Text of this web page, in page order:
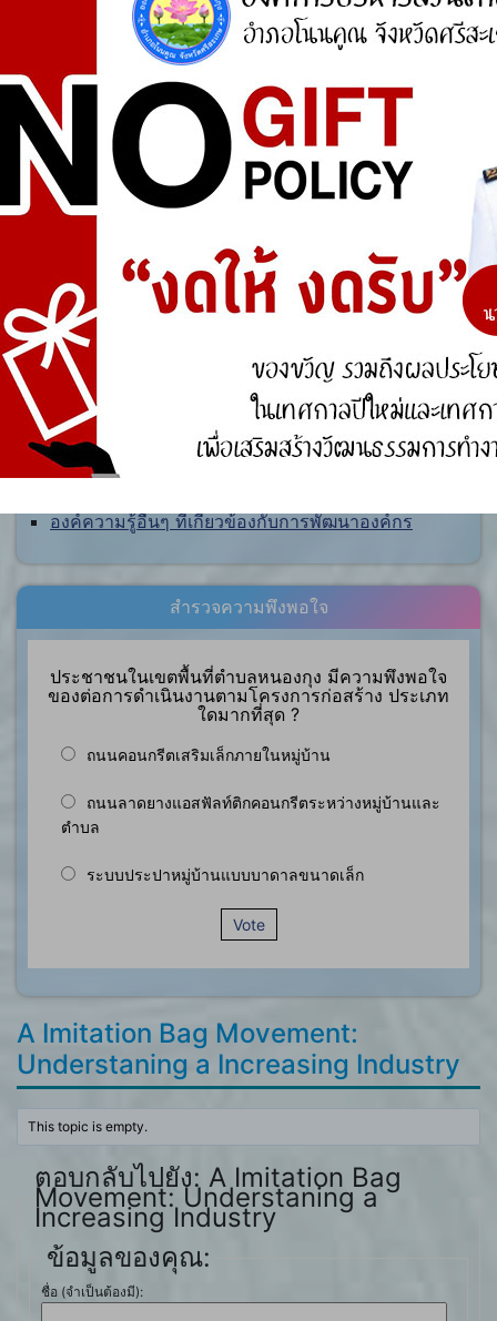
ศูนย์ร้องเรียน
สำนักงานคณะกรรมการป้องกันและปราบปรามการ
ทุจริตแห่งชาติ (ป.ป.ช.)
ทุจริตในภาครัฐ
องค์ความรู้ที่สนับสนุน วิสัยทัศน์ พันธกิจ ยุทธศาสตร์
ขององค์กร
องค์ความรู้จากประสบการณ์ที่องค์กรได้สั่งสมมา
องค์ความรู้ที่ใช้แก้ไขปัญหาที่องค์กรประสบอยู่ใน
องค์ความรู้อื่นๆ ที่เกี่ยวข้องกับการพัฒนาองค์กร
สำรวจความพึงพอใจ
ประชาชนในเขตพื้นที่ตำบลหนองกุง มีความพึงพอใจ
ของต่อการดำเนินงานตามโครงการก่อสร้าง ประเภท
ใดมากที่สุด ?
ถนนคอนกรีตเสริมเล็กภายในหมู่บ้าน
ถนนลาดยางแอสฟัลท์ติกคอนกรีตระหว่างหมู่บ้านและ
ตำบล
ระบบประปาหมู่บ้านแบบบาดาลขนาดเล็ก
Vote
A Imitation Bag Movement:
Understaning a Increasing Industry
This topic is empty.
ตอบกลับไปยัง: A Imitation Bag
Movement: Understaning a
Increasing Industry
ข้อมูลของคุณ:
ชื่อ (จำเป็นต้องมี):